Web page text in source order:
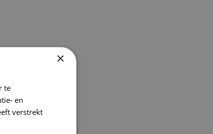
×
te
en
verstrekt